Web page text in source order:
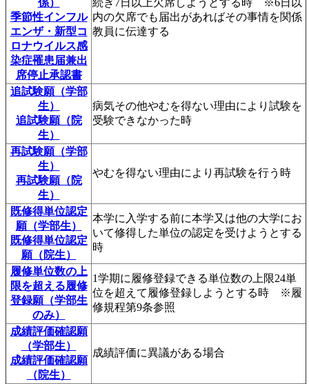
季節性インフル
エンザ・新型コ
ロナウイルス感
染症罹患届兼出
席停止承認書
内の欠席でも届出があればその事情を関係
教員に伝達する
追試験願（学部
生）
追試験願（院
生）
病気その他やむを得ない理由により試験を
受験できなかった時
再試験願（学部
生）
再試験願（院
生）
やむを得ない理由により再試験を行う時
既修得単位認定
願（学部生）
既修得単位認定
願（院生）
本学に入学する前に本学又は他の大学にお
いて修得した単位の認定を受けようとする
時
履修単位数の上
限を超える履修
登録願（学部生
のみ）
1学期に履修登録できる単位数の上限24単
位を超えて履修登録しようとする時 ※履
修規程第9条参照
成績評価確認願
（学部生）
成績評価確認願
（院生）
成績評価に異議がある場合